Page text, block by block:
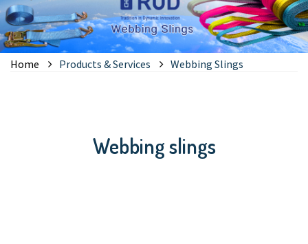
Home Products & Services Webbing Slings
Webbing slings